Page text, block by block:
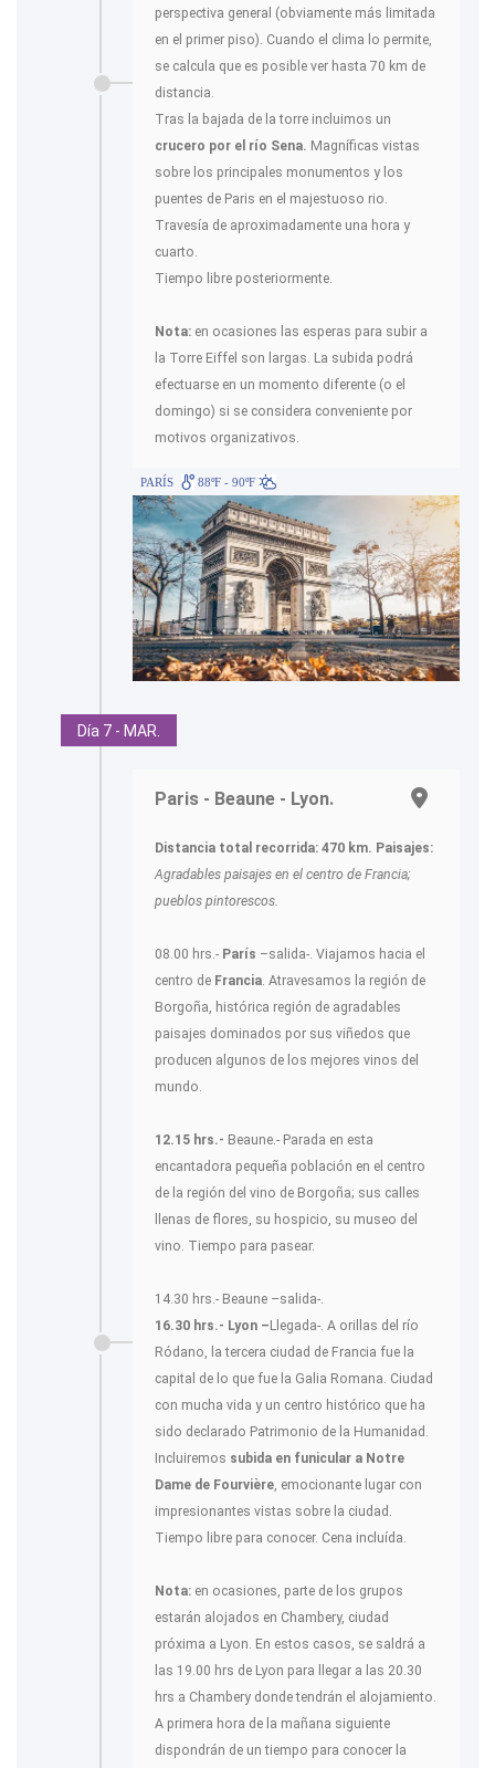
perspectiva general (obviamente más limitada
en el primer piso). Cuando el clima lo permite,
se calcula que es posible ver hasta 70 km de
distancia.
Tras la bajada de la torre incluimos un
crucero por el río Sena. Magníficas vistas
sobre los principales monumentos y los
puentes de Paris en el majestuoso rio.
Travesía de aproximadamente una hora y
cuarto.
Tiempo libre posteriormente.
Nota: en ocasiones las esperas para subir a
la Torre Eiffel son largas. La subida podrá
efectuarse en un momento diferente (o el
domingo) si se considera conveniente por
motivos organizativos.
PARÍS 88ºF - 90ºF
Día 7 - MAR.
Paris - Beaune - Lyon.
Distancia total recorrida: 470 km. Paisajes:
Agradables paisajes en el centro de Francia;
pueblos pintorescos.
08.00 hrs.- París –salida-. Viajamos hacia el
centro de Francia. Atravesamos la región de
Borgoña, histórica región de agradables
paisajes dominados por sus viñedos que
producen algunos de los mejores vinos del
mundo.
12.15 hrs.- Beaune.- Parada en esta
encantadora pequeña población en el centro
de la región del vino de Borgoña; sus calles
llenas de flores, su hospicio, su museo del
vino. Tiempo para pasear.
14.30 hrs.- Beaune –salida-.
16.30 hrs.- Lyon – Llegada-. A orillas del río
Ródano, la tercera ciudad de Francia fue la
capital de lo que fue la Galia Romana. Ciudad
con mucha vida y un centro histórico que ha
sido declarado Patrimonio de la Humanidad.
Incluiremos subida en funicular a Notre
Dame de Fourvière, emocionante lugar con
impresionantes vistas sobre la ciudad.
Tiempo libre para conocer. Cena incluída.
Nota: en ocasiones, parte de los grupos
estarán alojados en Chambery, ciudad
próxima a Lyon. En estos casos, se saldrá a
las 19.00 hrs de Lyon para llegar a las 20.30
hrs a Chambery donde tendrán el alojamiento.
A primera hora de la mañana siguiente
dispondrán de un tiempo para conocer la